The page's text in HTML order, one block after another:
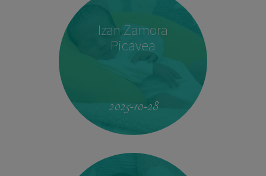
Izan Zamora
Picavea
2025-10-28